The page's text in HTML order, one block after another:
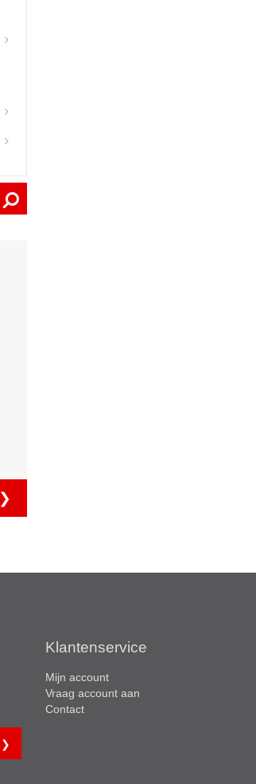
❯
Klantenservice
Mijn account
Vraag account aan
Contact